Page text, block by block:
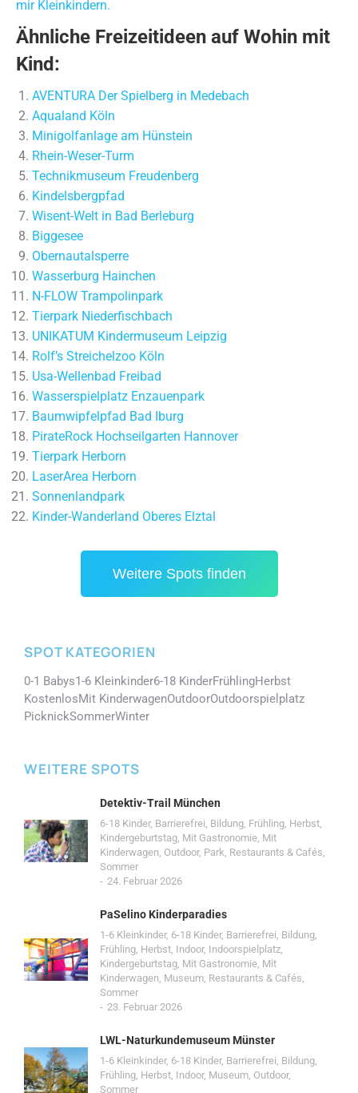
mir Kleinkindern.
Ähnliche Freizeitideen auf Wohin mit
Kind:
AVENTURA Der Spielberg in Medebach
Aqualand Köln
Minigolfanlage am Hünstein
Rhein-Weser-Turm
Technikmuseum Freudenberg
Kindelsbergpfad
Wisent-Welt in Bad Berleburg
Biggesee
Obernautalsperre
Wasserburg Hainchen
N-FLOW Trampolinpark
Tierpark Niederfischbach
UNIKATUM Kindermuseum Leipzig
Rolf’s Streichelzoo Köln
Usa-Wellenbad Freibad
Wasserspielplatz Enzauenpark
Baumwipfelpfad Bad Iburg
PirateRock Hochseilgarten Hannover
Tierpark Herborn
LaserArea Herborn
Sonnenlandpark
Kinder-Wanderland Oberes Elztal
Weitere Spots finden
SPOT KATEGORIEN
0-1 Babys1-6 Kleinkinder6-18 KinderFrühlingHerbst
KostenlosMit KinderwagenOutdoorOutdoorspielplatz
PicknickSommerWinter
WEITERE SPOTS
Detektiv-Trail München
6-18 Kinder, Barrierefrei, Bildung, Frühling, Herbst,
Kindergeburtstag, Mit Gastronomie, Mit
Kinderwagen, Outdoor, Park, Restaurants & Cafés,
Sommer
24. Februar 2026
PaSelino Kinderparadies
1-6 Kleinkinder, 6-18 Kinder, Barrierefrei, Bildung,
Frühling, Herbst, Indoor, Indoorspielplatz,
Kindergeburtstag, Mit Gastronomie, Mit
Kinderwagen, Museum, Restaurants & Cafés,
Sommer
23. Februar 2026
LWL-Naturkundemuseum Münster
1-6 Kleinkinder, 6-18 Kinder, Barrierefrei, Bildung,
Frühling, Herbst, Indoor, Museum, Outdoor,
Sommer